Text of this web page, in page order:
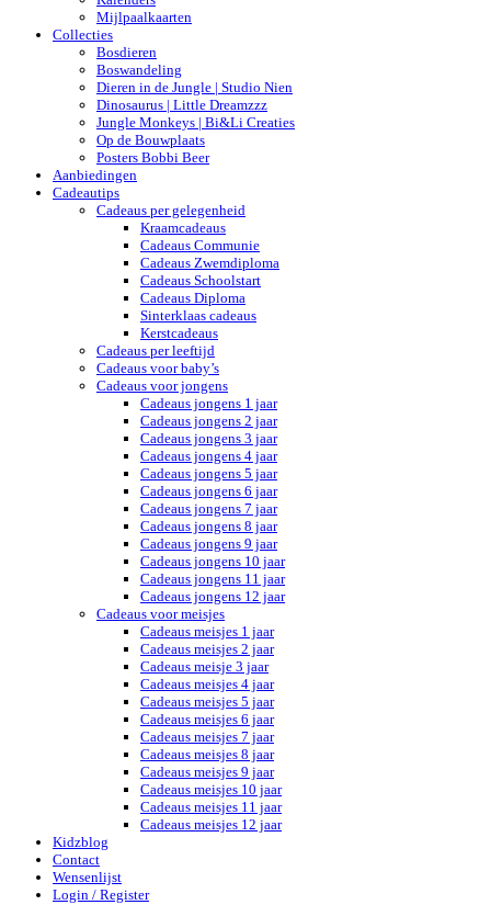
Mijlpaalkaarten
Collecties
Bosdieren
Boswandeling
Dieren in de Jungle | Studio Nien
Dinosaurus | Little Dreamzzz
Jungle Monkeys | Bi&Li Creaties
Op de Bouwplaats
Posters Bobbi Beer
Aanbiedingen
Cadeautips
Cadeaus per gelegenheid
Kraamcadeaus
Cadeaus Communie
Cadeaus Zwemdiploma
Cadeaus Schoolstart
Cadeaus Diploma
Sinterklaas cadeaus
Kerstcadeaus
Cadeaus per leeftijd
Cadeaus voor baby’s
Cadeaus voor jongens
Cadeaus jongens 1 jaar
Cadeaus jongens 2 jaar
Cadeaus jongens 3 jaar
Cadeaus jongens 4 jaar
Cadeaus jongens 5 jaar
Cadeaus jongens 6 jaar
Cadeaus jongens 7 jaar
Cadeaus jongens 8 jaar
Cadeaus jongens 9 jaar
Cadeaus jongens 10 jaar
Cadeaus jongens 11 jaar
Cadeaus jongens 12 jaar
Cadeaus voor meisjes
Cadeaus meisjes 1 jaar
Cadeaus meisjes 2 jaar
Cadeaus meisje 3 jaar
Cadeaus meisjes 4 jaar
Cadeaus meisjes 5 jaar
Cadeaus meisjes 6 jaar
Cadeaus meisjes 7 jaar
Cadeaus meisjes 8 jaar
Cadeaus meisjes 9 jaar
Cadeaus meisjes 10 jaar
Cadeaus meisjes 11 jaar
Cadeaus meisjes 12 jaar
Kidzblog
Contact
Wensenlijst
Login / Register